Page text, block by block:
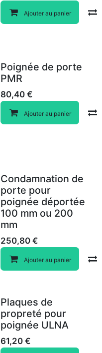
Compare
Ajouter au panier
Poignée de porte
PMR
80,40€
Ajouter au panier
Compare
Condamnation de
porte pour
poignée déportée
100 mm ou 200
mm
250,80€
Ajouter au panier
Plaques de
propreté pour
poignée ULNA
61,20€